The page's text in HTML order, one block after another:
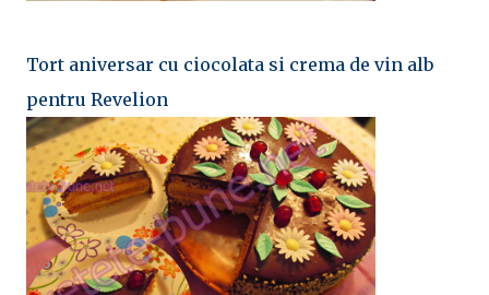
Tort aniversar cu ciocolata si crema de vin alb
pentru Revelion